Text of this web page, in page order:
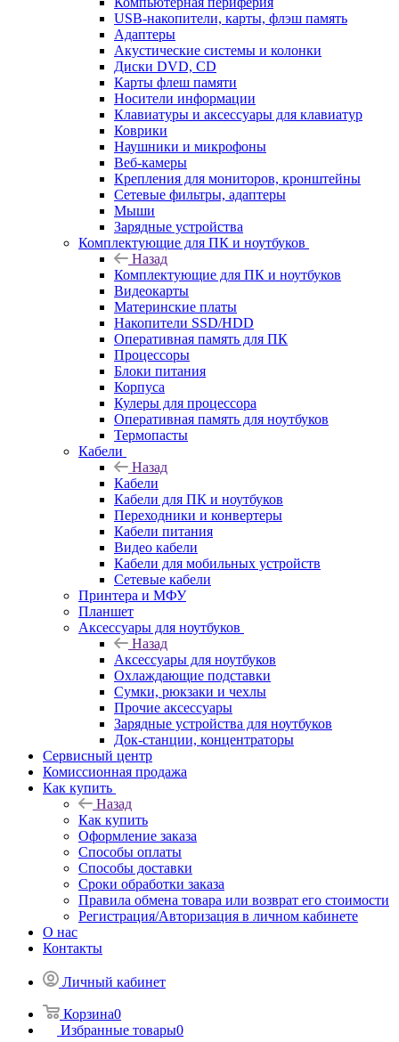
USB-накопители, карты, флэш память
Адаптеры
Акустические системы и колонки
Диски DVD, CD
Карты флеш памяти
Носители информации
Клавиатуры и аксессуары для клавиатур
Коврики
Наушники и микрофоны
Веб-камеры
Крепления для мониторов, кронштейны
Сетевые фильтры, адаптеры
Мыши
Зарядные устройства
Комплектующие для ПК и ноутбуков
Назад
Комплектующие для ПК и ноутбуков
Видеокарты
Материнские платы
Накопители SSD/HDD
Оперативная память для ПК
Процессоры
Блоки питания
Корпуса
Кулеры для процессора
Оперативная память для ноутбуков
Термопасты
Кабели
Назад
Кабели
Кабели для ПК и ноутбуков
Переходники и конвертеры
Кабели питания
Видео кабели
Кабели для мобильных устройств
Сетевые кабели
Принтера и МФУ
Планшет
Аксессуары для ноутбуков
Назад
Аксессуары для ноутбуков
Охлаждающие подставки
Сумки, рюкзаки и чехлы
Прочие аксессуары
Зарядные устройства для ноутбуков
Док-станции, концентраторы
Сервисный центр
Комиссионная продажа
Как купить
Назад
Как купить
Оформление заказа
Способы оплаты
Способы доставки
Сроки обработки заказа
Правила обмена товара или возврат его стоимости
Регистрация/Авторизация в личном кабинете
О нас
Контакты
Личный кабинет
Корзина0
Избранные товары0